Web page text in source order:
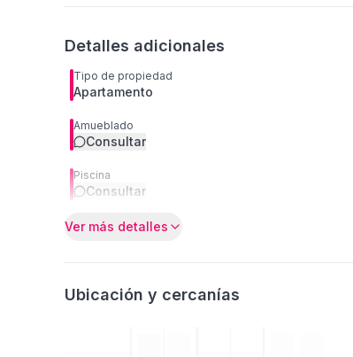
Detalles adicionales
Tipo de propiedad
Apartamento
Amueblado
Consultar
Piscina
Consultar
Ver más detalles
Ubicación y cercanías